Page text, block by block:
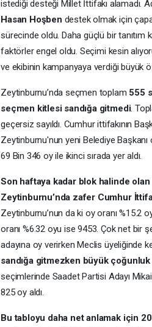
istediği desteği Millet İttifakı alamadı.
Hasan Hoşben destek olmak için
sürecinde oldu. Daha güçlü bir tanıtım
faktörler engel oldu. Seçimi kesin
ve ekibinin kampanyaya verdiği büyük
Zeytinburnu’nda seçmen toplam 555
seçmen kitlesi sandığa gitmedi.
geçersiz sayıldı. Cumhur ittifakının
Zeytinburnu'nun yeni Belediye Başkanı
69 Bin 346 oy ile ikinci sırada yer aldı.
Son haftaya kadar blok halinde olan
Zeytinburnu’nda zafer Cumhur
Zeytinburnu’nun da ki oy oranı %15.2
oranı %6.32 oyu ise 9453. Çok net bir
adayına oy verirken Meclis üyeliğinde
sandığa gitmezken büyük
seçimlerinde Saadet Partisi Adayı
825 oy aldı.
Bu tabloyu daha net anlamak için